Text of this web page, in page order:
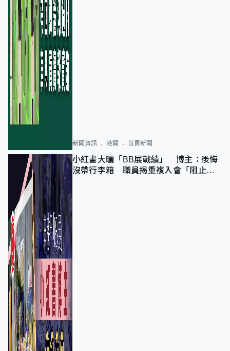
新聞資訊 港聞 首頁新聞
小紅書大曬「BB展戰績」 博主：後悔
沒帶行李箱 職員揭重複入會「阻止唔